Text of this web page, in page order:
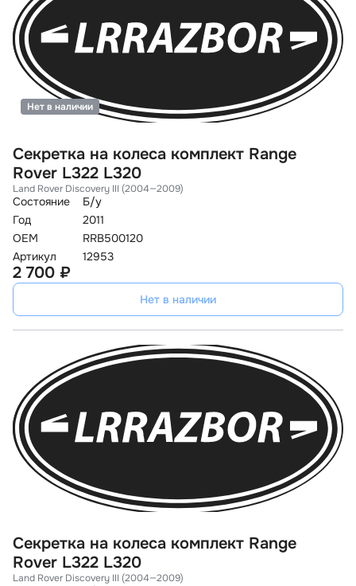
Секретка на колеса комплект Range
Rover L322 L320
Land Rover Discovery III (2004—2009)
Состояние
Б/у
Год
2011
OEM
RRB500120
Артикул
12953
Нет в наличии
2 700 ₽
Нет в наличии
Секретка на колеса комплект Range
Rover L322 L320
Land Rover Discovery III (2004—2009)